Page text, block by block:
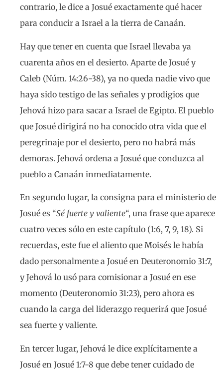
contrario, le dice a Josué exactamente qué hacer
para conducir a Israel a la tierra de Canaán.
Hay que tener en cuenta que Israel llevaba ya
cuarenta años en el desierto. Aparte de Josué y
Caleb (Núm. 14:26-38), ya no queda nadie vivo que
haya sido testigo de las señales y prodigios que
Jehová hizo para sacar a Israel de Egipto. El pueblo
que Josué dirigirá no ha conocido otra vida que el
peregrinaje por el desierto, pero no habrá más
demoras. Jehová ordena a Josué que conduzca al
pueblo a Canaán inmediatamente.
En segundo lugar, la consigna para el ministerio de
Josué es “Sé fuerte y valiente“, una frase que aparece
cuatro veces sólo en este capítulo (1:6, 7, 9, 18). Si
recuerdas, este fue el aliento que Moisés le había
dado personalmente a Josué en Deuteronomio 31:7,
y Jehová lo usó para comisionar a Josué en ese
momento (Deuteronomio 31:23), pero ahora es
cuando la carga del liderazgo requerirá que Josué
sea fuerte y valiente.
En tercer lugar, Jehová le dice explícitamente a
Josué en Josué 1:7-8 que debe tener cuidado de